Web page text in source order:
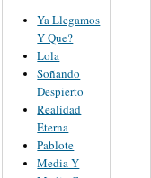
Ya Llegamos
Y Que?
Lola
Soñando
Despierto
Realidad
Eterna
Pablote
Media Y